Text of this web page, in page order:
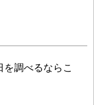
を調べるならこ